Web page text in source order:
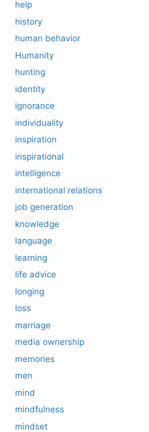
help
history
human behavior
Humanity
hunting
identity
ignorance
individuality
inspiration
inspirational
intelligence
international relations
job generation
knowledge
language
learning
life advice
longing
loss
marriage
media ownership
memories
men
mind
mindfulness
mindset